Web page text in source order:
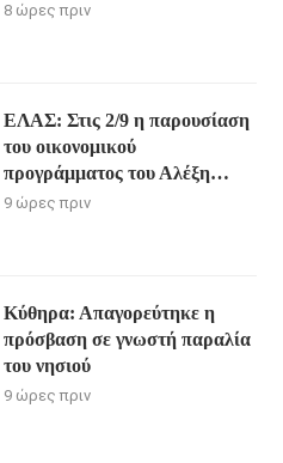
8 ώρες πριν
ΕΛΑΣ: Στις 2/9 η παρουσίαση
του οικονομικού
προγράμματος του Αλέξη
Τσίπρα
9 ώρες πριν
Κύθηρα: Απαγορεύτηκε η
πρόσβαση σε γνωστή παραλία
του νησιού
9 ώρες πριν